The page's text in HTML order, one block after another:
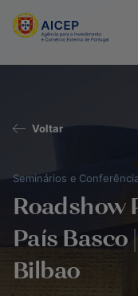
Voltar
Seminários e
Roadshow
País Basco
Bilbao